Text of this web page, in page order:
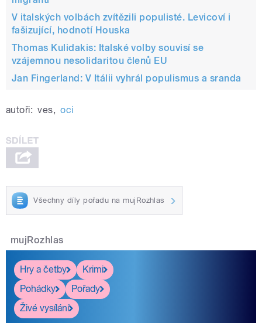
V italských volbách zvítězili populisté. Levicoví i
fašizující, hodnotí Houska
Thomas Kulidakis: Italské volby souvisí se
vzájemnou nesolidaritou členů EU
Jan Fingerland: V Itálii vyhrál populismus a sranda
autoři: ves, oci
Všechny díly pořadu na mujRozhlas
mujRozhlas
Hry a četby
Krimi
Pohádky
Pořady
Živé vysílání